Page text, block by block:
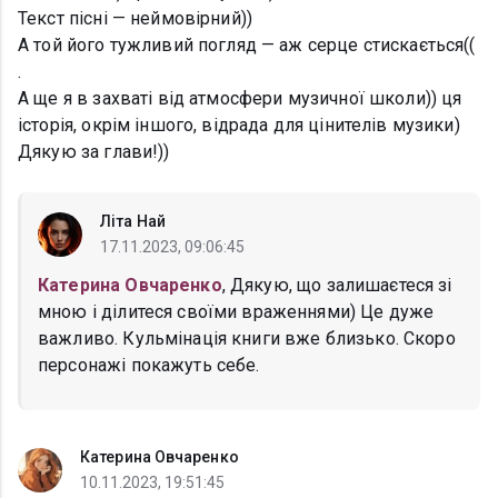
Текст пісні — неймовірний))
А той його тужливий погляд — аж серце стискається((
.
А ще я в захваті від атмосфери музичної школи)) ця
історія, окрім іншого, відрада для цінителів музики)
Дякую за глави!))
Літа Най
17.11.2023, 09:06:45
Катерина Овчаренко, Дякую, що залишаєтеся зі
мною і ділитеся своїми враженнями) Це дуже
важливо. Кульмінація книги вже близько. Скоро
персонажі покажуть себе.
Катерина Овчаренко
10.11.2023, 19:51:45